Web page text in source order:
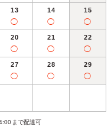
13
◯
14
◯
15
◯
20
◯
21
◯
22
◯
27
◯
28
◯
29
◯
まで配達可